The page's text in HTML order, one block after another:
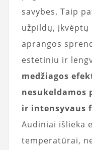
savybes. Taip
užpildų,
aprangos
estetiniu ir
medžiagos
nesukeldamos
ir intensyvaus
Audiniai išlieka
temperatūrai,